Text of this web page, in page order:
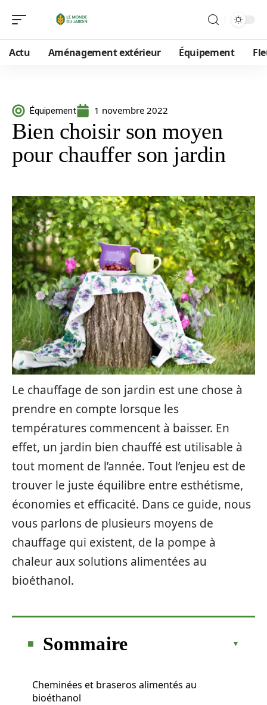
Actu Aménagement extérieur Équipement
Équipement 1 novembre 2022
Bien choisir son moyen
pour chauffer son jardin
Le chauffage de son jardin est une chose à
prendre en compte lorsque les
températures commencent à baisser. En
effet, un jardin bien chauffé est utilisable à
tout moment de l’année. Tout l’enjeu est de
trouver le juste équilibre entre esthétisme,
économies et efficacité. Dans ce guide, nous
vous parlons de plusieurs moyens de
chauffage qui existent, de la pompe à
chaleur aux solutions alimentées au
bioéthanol.
Sommaire
Cheminées et braseros alimentés au
bioéthanol